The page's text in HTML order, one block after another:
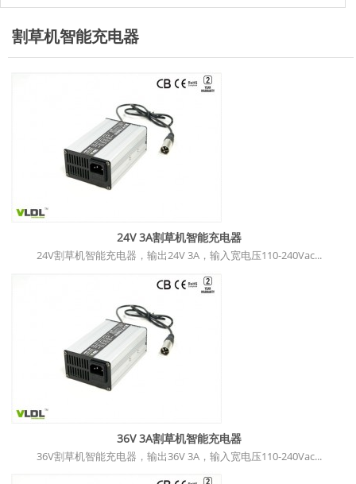
割草机智能充电器
24V 3A割草机智能充电器
24V割草机智能充电器，输出24V 3A，输入宽电压110-240Vac...
36V 3A割草机智能充电器
36V割草机智能充电器，输出36V 3A，输入宽电压110-240Vac...